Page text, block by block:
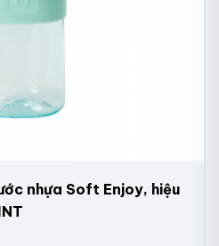
nhựa Soft Enjoy, hiệu